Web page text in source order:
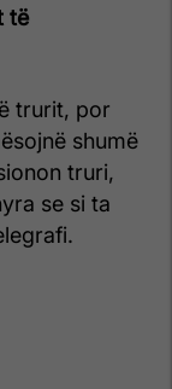
të
trurit, por
shumë
truri,
se si ta